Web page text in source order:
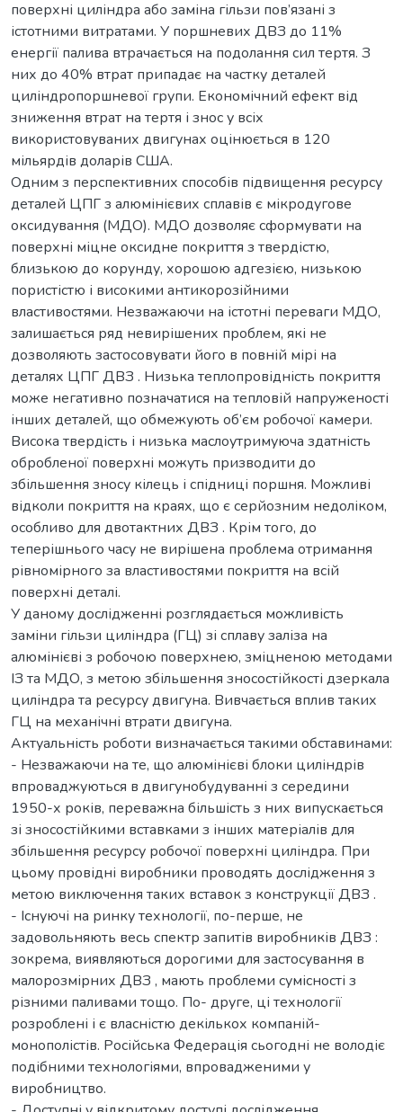
поверхні циліндра або заміна гільзи пов’язані з
істотними витратами. У поршневих ДВЗ до 11%
енергії палива втрачається на подолання сил тертя. З
них до 40% втрат припадає на частку деталей
циліндропоршневої групи. Економічний ефект від
зниження втрат на тертя і знос у всіх
використовуваних двигунах оцінюється в 120
мільярдів доларів США.
Одним з перспективних способів підвищення ресурсу
деталей ЦПГ з алюмінієвих сплавів є мікродугове
оксидування (МДО). МДО дозволяє сформувати на
поверхні міцне оксидне покриття з твердістю,
близькою до корунду, хорошою адгезією, низькою
пористістю і високими антикорозійними
властивостями. Незважаючи на істотні переваги МДО,
залишається ряд невирішених проблем, які не
дозволяють застосовувати його в повній мірі на
деталях ЦПГ ДВЗ . Низька теплопровідність покриття
може негативно позначатися на тепловій напруженості
інших деталей, що обмежують об’єм робочої камери.
Висока твердість і низька маслоутримуюча здатність
обробленої поверхні можуть призводити до
збільшення зносу кілець і спідниці поршня. Можливі
відколи покриття на краях, що є серйозним недоліком,
особливо для двотактних ДВЗ . Крім того, до
теперішнього часу не вирішена проблема отримання
рівномірного за властивостями покриття на всій
поверхні деталі.
У даному дослідженні розглядається можливість
заміни гільзи циліндра (ГЦ) зі сплаву заліза на
алюмінієві з робочою поверхнею, зміцненою методами
ІЗ та МДО, з метою збільшення зносостійкості дзеркала
циліндра та ресурсу двигуна. Вивчається вплив таких
ГЦ на механічні втрати двигуна.
Актуальність роботи визначається такими обставинами:
- Незважаючи на те, що алюмінієві блоки циліндрів
впроваджуються в двигунобудуванні з середини
1950-х років, переважна більшість з них випускається
зі зносостійкими вставками з інших матеріалів для
збільшення ресурсу робочої поверхні циліндра. При
цьому провідні виробники проводять дослідження з
метою виключення таких вставок з конструкції ДВЗ .
- Існуючі на ринку технології, по-перше, не
задовольняють весь спектр запитів виробників ДВЗ :
зокрема, виявляються дорогими для застосування в
малорозмірних ДВЗ , мають проблеми сумісності з
різними паливами тощо. По- друге, ці технології
розроблені і є власністю декількох компаній-
монополістів. Російська Федерація сьогодні не володіє
подібними технологіями, впровадженими у
виробництво.